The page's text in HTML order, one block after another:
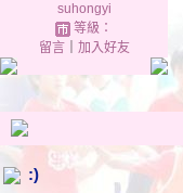
suhongyi
等級：
留言｜ 加入好友
:)